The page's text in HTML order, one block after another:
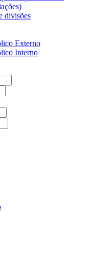
divisões
Externo
Interno